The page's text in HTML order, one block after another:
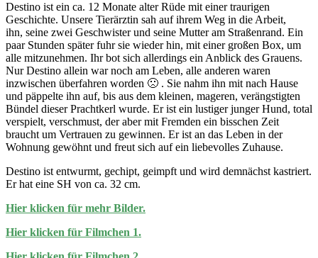
Destino ist ein ca. 12 Monate alter Rüde mit einer traurigen
Geschichte. Unsere Tierärztin sah auf ihrem Weg in die Arbeit,
ihn, seine zwei Geschwister und seine Mutter am Straßenrand. Ein
paar Stunden später fuhr sie wieder hin, mit einer großen Box, um
alle mitzunehmen. Ihr bot sich allerdings ein Anblick des Grauens.
Nur Destino allein war noch am Leben, alle anderen waren
inzwischen überfahren worden 🙁 . Sie nahm ihn mit nach Hause
und päppelte ihn auf, bis aus dem kleinen, mageren, verängstigten
Bündel dieser Prachtkerl wurde. Er ist ein lustiger junger Hund, total
verspielt, verschmust, der aber mit Fremden ein bisschen Zeit
braucht um Vertrauen zu gewinnen. Er ist an das Leben in der
Wohnung gewöhnt und freut sich auf ein liebevolles Zuhause.
Destino ist entwurmt, gechipt, geimpft und wird demnächst kastriert.
Er hat eine SH von ca. 32 cm.
Hier klicken für mehr Bilder.
Hier klicken für Filmchen 1.